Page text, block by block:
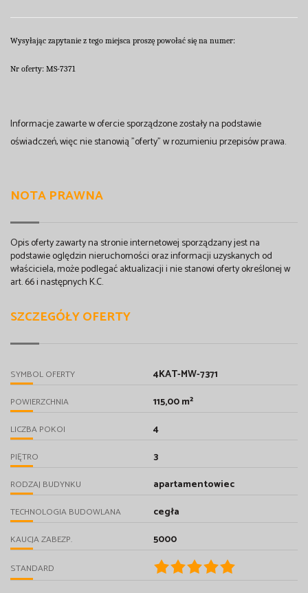
Wysyłając zapytanie z tego miejsca proszę powołać się na numer:
Nr oferty: MS-7371
Informacje zawarte w ofercie sporządzone zostały na podstawie
oświadczeń, więc nie stanowią "oferty" w rozumieniu przepisów prawa.
NOTA PRAWNA
Opis oferty zawarty na stronie internetowej sporządzany jest na
podstawie oględzin nieruchomości oraz informacji uzyskanych od
właściciela, może podlegać aktualizacji i nie stanowi oferty określonej w
art. 66 i następnych K.C.
SZCZEGÓŁY OFERTY
SYMBOL OFERTY 4KAT-MW-7371
POWIERZCHNIA 115,00 m²
LICZBA POKOI 4
PIĘTRO 3
RODZAJ BUDYNKU apartamentowiec
TECHNOLOGIA BUDOWLANA cegła
KAUCJA ZABEZP. 5000
STANDARD